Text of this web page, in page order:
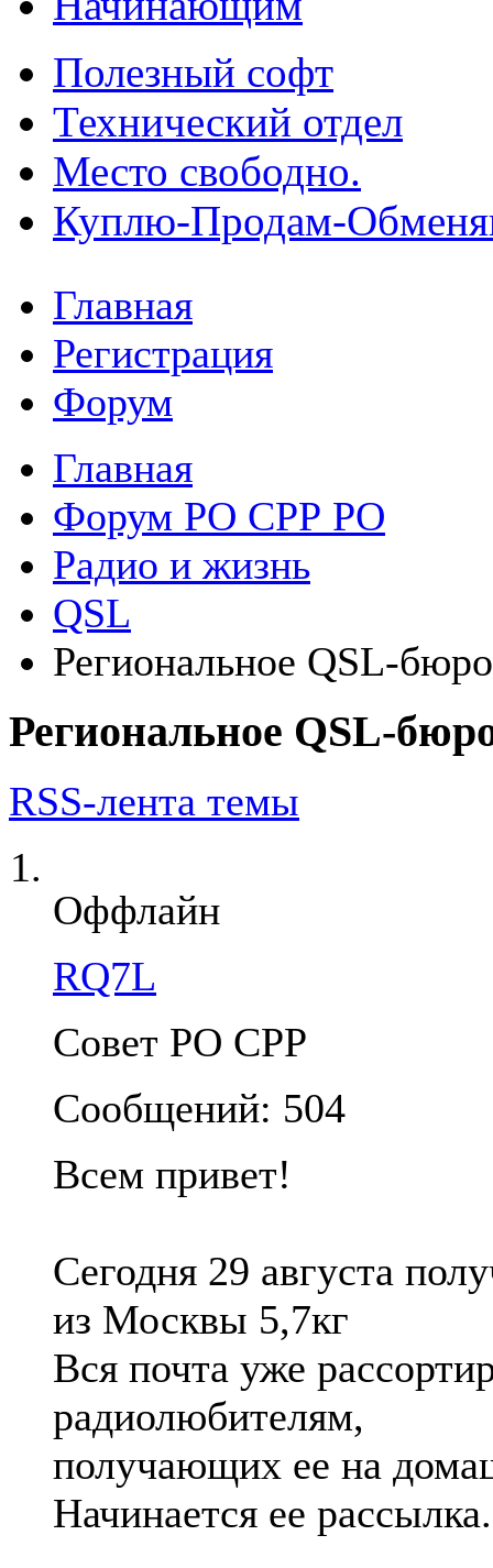
Полезный софт
Технический отдел
Место свободно.
Куплю-Продам-
Главная
Регистрация
Форум
Главная
Форум РО СРР РО
Радио и жизнь
QSL
Региональное QSL-
Региональное QSL-
RSS-лента темы
Оффлайн
RQ7L
Совет РО СРР
Сообщений: 504
Всем привет!
Сегодня 29 августа
из Москвы 5,7кг
Вся почта уже
радиолюбителям,
получающих ее на
Начинается ее рассылка.